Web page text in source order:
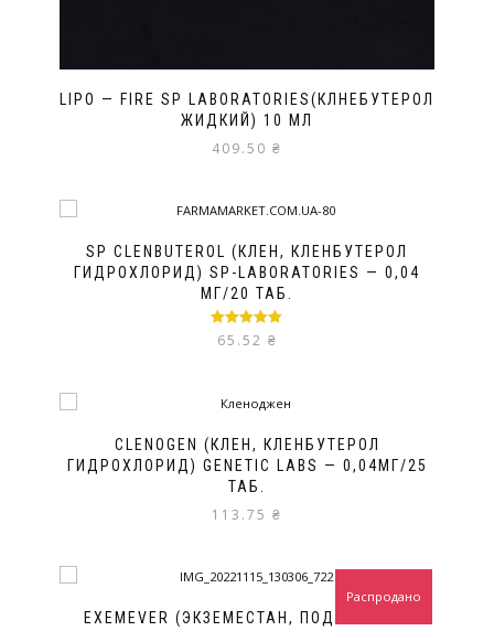
LIPO — FIRE SP LABORATORIES(КЛНЕБУТЕРОЛ
ЖИДКИЙ) 10 МЛ
409.50 ₴
SP CLENBUTEROL (КЛЕН, КЛЕНБУТЕРОЛ
ГИДРОХЛОРИД) SP-LABORATORIES — 0,04
МГ/20 ТАБ.
Оценка5.00
65.52 ₴
CLENOGEN (КЛЕН, КЛЕНБУТЕРОЛ
ГИДРОХЛОРИД) GENETIC LABS — 0,04МГ/25
ТАБ.
113.75 ₴
EXEMEVER (ЭКЗЕМЕСТАН, ПОДАВИТЕЛЬ
Распродано